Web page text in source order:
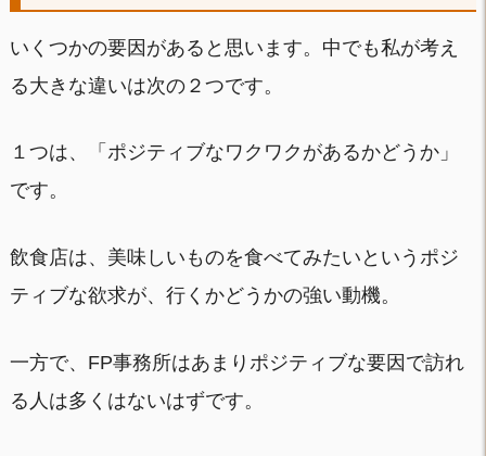
いくつかの要因があると思います。中でも私が考え
る大きな違いは次の２つです。
１つは、「ポジティブなワクワクがあるかどうか」
です。
飲食店は、美味しいものを食べてみたいというポジ
ティブな欲求が、行くかどうかの強い動機。
一方で、FP事務所はあまりポジティブな要因で訪れ
る人は多くはないはずです。